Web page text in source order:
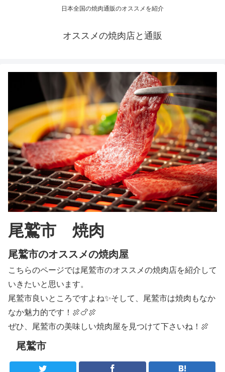
日本全国の焼肉通販のオススメを紹介
オススメの焼肉店と通販
尾鷲市 焼肉
尾鷲市のオススメの焼肉屋
こちらのページでは尾鷲市のオススメの焼肉店を紹介して
いきたいと思います。
尾鷲市良いところですよね✨そして、尾鷲市は焼肉もなか
なか魅力的です！🍖🍗🍖
ぜひ、尾鷲市の美味しい焼肉屋を見つけて下さいね！🍖
尾鷲市